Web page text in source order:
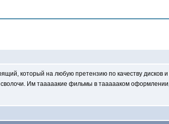
который на любую претензию по качеству дисков
Им тааааакие фильмы в таааааком